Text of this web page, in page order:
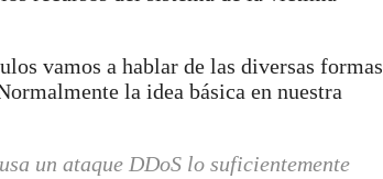
vamos a hablar de las diversas formas
la idea básica en nuestra
un ataque DDoS lo suficientemente